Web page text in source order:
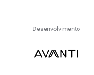
Desenvolvimento